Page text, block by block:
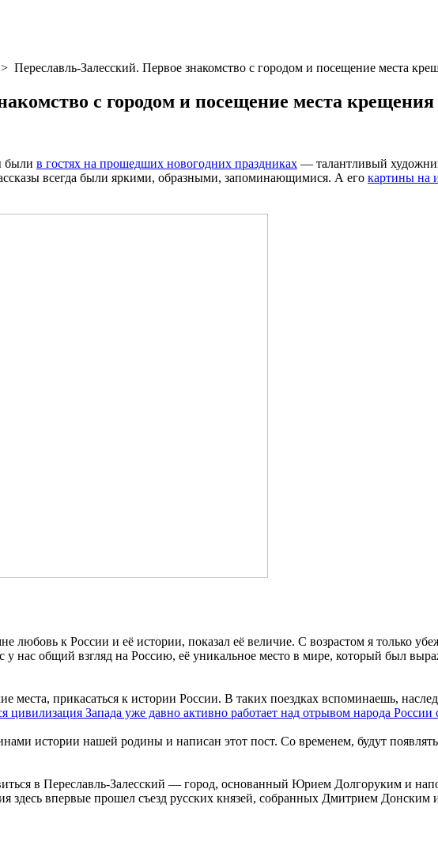
> Переславль-Залесский. Первое знакомство с городом и посещение места
с городом и посещение места
были в гостях на прошедших новогодних праздниках — талантливый
всегда были яркими, образными, запоминающимися. А его картины на
к России и её истории, показал её величие. С возрастом я только
у нас общий взгляд на Россию, её уникальное место в мире, который был
места, прикасаться к истории России. В таких поездках вспоминаешь,
цивилизация Запада уже давно активно работает над отрывом народа России
истории нашей родины и написан этот пост. Со временем, будут
в Переславль-Залесский — город, основанный Юрием Долгоруким и
здесь впервые прошел съезд русских князей, собранных Дмитрием